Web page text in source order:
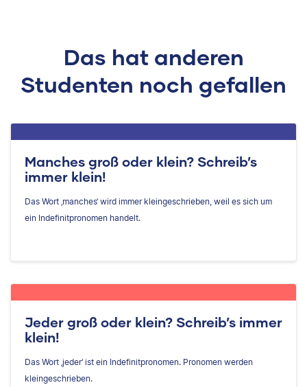
Das hat anderen
Studenten noch gefallen
Manches groß oder klein? Schreib’s
immer klein!
Das Wort ‚manches‘ wird immer kleingeschrieben, weil es sich um
ein Indefinitpronomen handelt.
Jeder groß oder klein? Schreib’s immer
klein!
Das Wort ‚jeder‘ ist ein Indefinitpronomen. Pronomen werden
kleingeschrieben.